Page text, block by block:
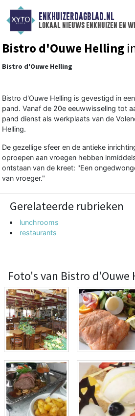
ENKHUIZERDAGBLAD.NL
lokaal nieuws enkhuizen en
Bistro d'Ouwe Helling
Bistro d'Ouwe Helling
Bistro d'Ouwe Helling is gevestigd in
pand. Vanaf de 20e eeuwwisseling tot
pand dienst als werkplaats van de
Helling.
De gezellige sfeer en de antieke
oproepen aan vroegen hebben
ontstaan van de kreet: "Een
van vroeger."
Gerelateerde rubrieken
lunchrooms
restaurants
Foto's van Bistro d'Ouwe